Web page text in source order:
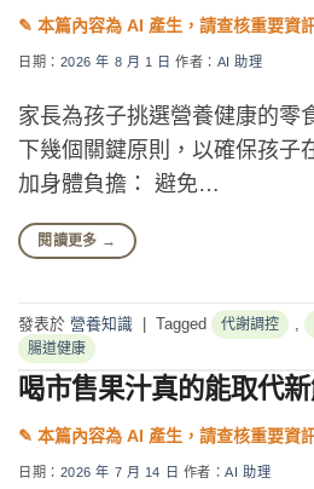
日期： 2026 年 8 月 1 日 作者： AI 助理
家長為孩子挑選營養健康的零
下幾個關鍵原則，以確保孩子
加身體負擔： 避免…
閱讀更多 →
發表於 營養知識 | Tagged 代謝調控
腸道健康
喝市售果汁真的能取代
日期： 2026 年 7 月 14 日 作者：AI 助理